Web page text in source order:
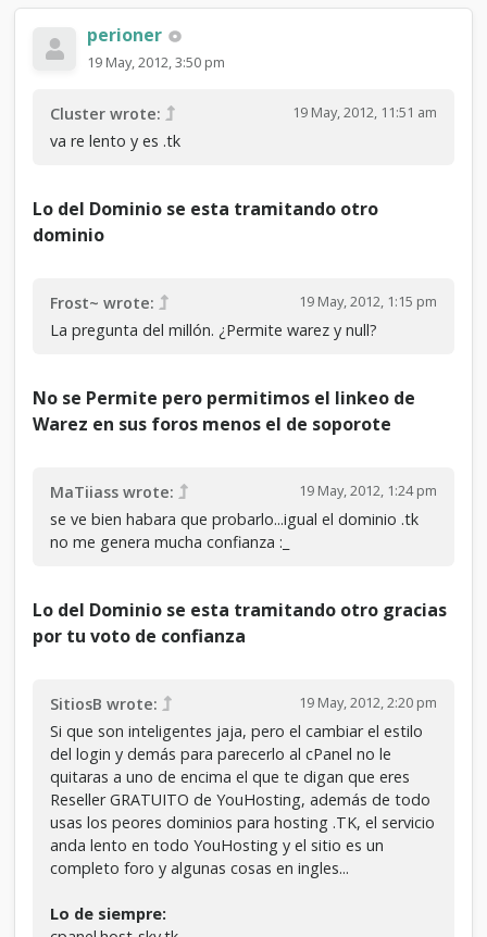
perioner
19 May, 2012, 3:50 pm
19 May, 2012, 11:51 am
Cluster wrote:
va re lento y es .tk
Lo del Dominio se esta tramitando otro
dominio
19 May, 2012, 1:15 pm
Frost~ wrote:
La pregunta del millón. ¿Permite warez y null?
No se Permite pero permitimos el linkeo de
Warez en sus foros menos el de soporote
19 May, 2012, 1:24 pm
MaTiiass wrote:
se ve bien habara que probarlo...igual el dominio .tk
no me genera mucha confianza :_
Lo del Dominio se esta tramitando otro gracias
por tu voto de confianza
19 May, 2012, 2:20 pm
SitiosB wrote:
Si que son inteligentes jaja, pero el cambiar el estilo
del login y demás para parecerlo al cPanel no le
quitaras a uno de encima el que te digan que eres
Reseller GRATUITO de YouHosting, además de todo
usas los peores dominios para hosting .TK, el servicio
anda lento en todo YouHosting y el sitio es un
completo foro y algunas cosas en ingles...
Lo de siempre: